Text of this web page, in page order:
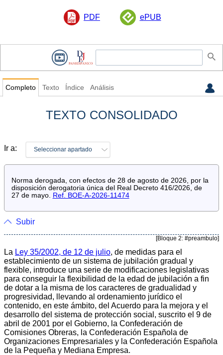
PDF ePUB
Completo Texto Índice Análisis
TEXTO CONSOLIDADO
Ir a: Seleccionar apartado
Norma derogada, con efectos de 28 de agosto de 2026, por la
disposición derogatoria única del Real Decreto 416/2026, de
27 de mayo.
Ref. BOE-A-2026-11474
Subir
[Bloque 2: #preambulo]
La Ley 35/2002, de 12 de julio, de medidas para el
establecimiento de un sistema de jubilación gradual y
flexible, introduce una serie de modificaciones legislativas
para conseguir la flexibilidad de la edad de jubilación a fin
de dotar a la misma de los caracteres de gradualidad y
progresividad, llevando al ordenamiento jurídico el
contenido, en este ámbito, del Acuerdo para la mejora y el
desarrollo del sistema de protección social, suscrito el 9 de
abril de 2001 por el Gobierno, la Confederación de
Comisiones Obreras, la Confederación Española de
Organizaciones Empresariales y la Confederación Española
de la Pequeña y Mediana Empresa.